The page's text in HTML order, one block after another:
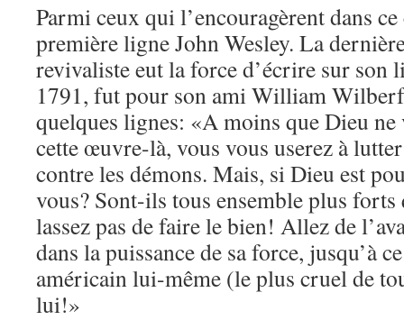
Parmi ceux qui l’encouragèrent dans
première ligne John Wesley. La
revivaliste eut la force d’écrire sur
1791, fut pour son ami William
quelques lignes: «A moins que Dieu
cette œuvre-là, vous vous userez à
contre les démons. Mais, si Dieu est
vous? Sont-ils tous ensemble plus forts
lassez pas de faire le bien! Allez de
dans la puissance de sa force, jusqu’à
américain lui-même (le plus cruel de
lui!»